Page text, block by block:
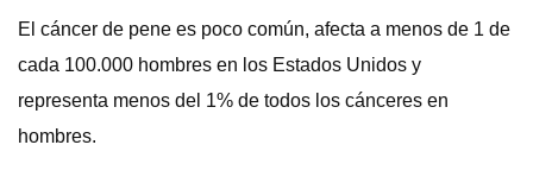
El cáncer de pene es poco común, afecta a menos de 1 de
cada 100.000 hombres en los Estados Unidos y
representa menos del 1% de todos los cánceres en
hombres.